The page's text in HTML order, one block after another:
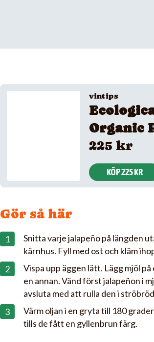
vintips
Organic
225 kr
KÖP 225 KR
Gör så här
Snitta varje jalapeño på längden
kärnhus. Fyll med ost och kläm
Vispa upp äggen lätt. Lägg mjöl
en annan. Vänd först jalapeñon i
avsluta med att rulla den i
Värm oljan i en gryta till 180
tills de fått en gyllenbrun färg.